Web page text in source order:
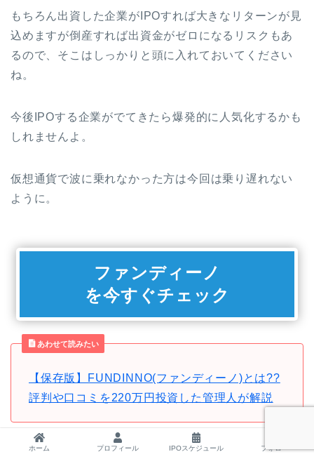
もちろん出資した企業がIPOすれば大きなリターンが見
込めますが倒産すれば出資金がゼロになるリスクもあ
るので、そこはしっかりと頭に入れておいてください
ね。
今後IPOする企業がでてきたら爆発的に人気化するかも
しれませんよ。
仮想通貨で波に乗れなかった方は今回は乗り遅れない
ように。
ファンディーノ
を今すぐチェック
あわせて読みたい
【保存版】FUNDINNO(ファンディーノ)とは??
評判や口コミを220万円投資した管理人が解説
ホーム プロフィール IPOスケジュール フォロー